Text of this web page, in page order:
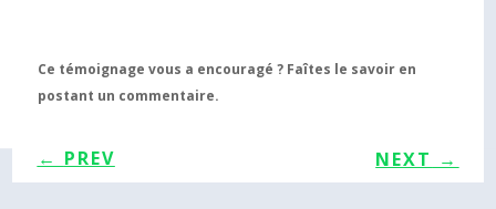
Ce témoignage vous a encouragé ? Faîtes le savoir en
postant un commentaire.
← PREV NEXT →